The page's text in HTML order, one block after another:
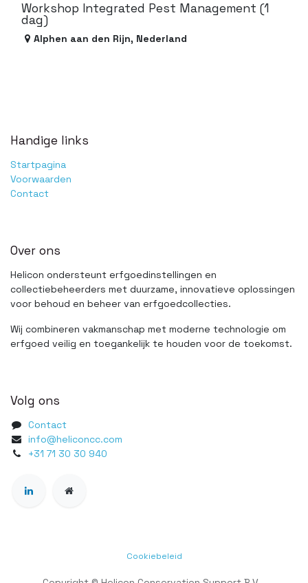
Workshop Integrated Pest Management (1
dag)
Alphen aan den Rijn, Nederland
Handige links
Startpagina
Voorwaarden
Contact
Over ons
Helicon ondersteunt erfgoedinstellingen en
collectiebeheerders met duurzame, innovatieve oplossingen
voor behoud en beheer van erfgoedcollecties.
Wij combineren vakmanschap met moderne technologie om
erfgoed veilig en toegankelijk te houden voor de toekomst.
Volg ons
Contact
info@heliconcc.com
+31 71 30 30 940
Cookiebeleid